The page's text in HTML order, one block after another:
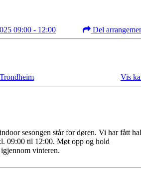
09:00 - 12:00 Del
Vis
sesongen står for døren. Vi har fått
09:00 til 12:00. Møt opp og hold
vinteren.